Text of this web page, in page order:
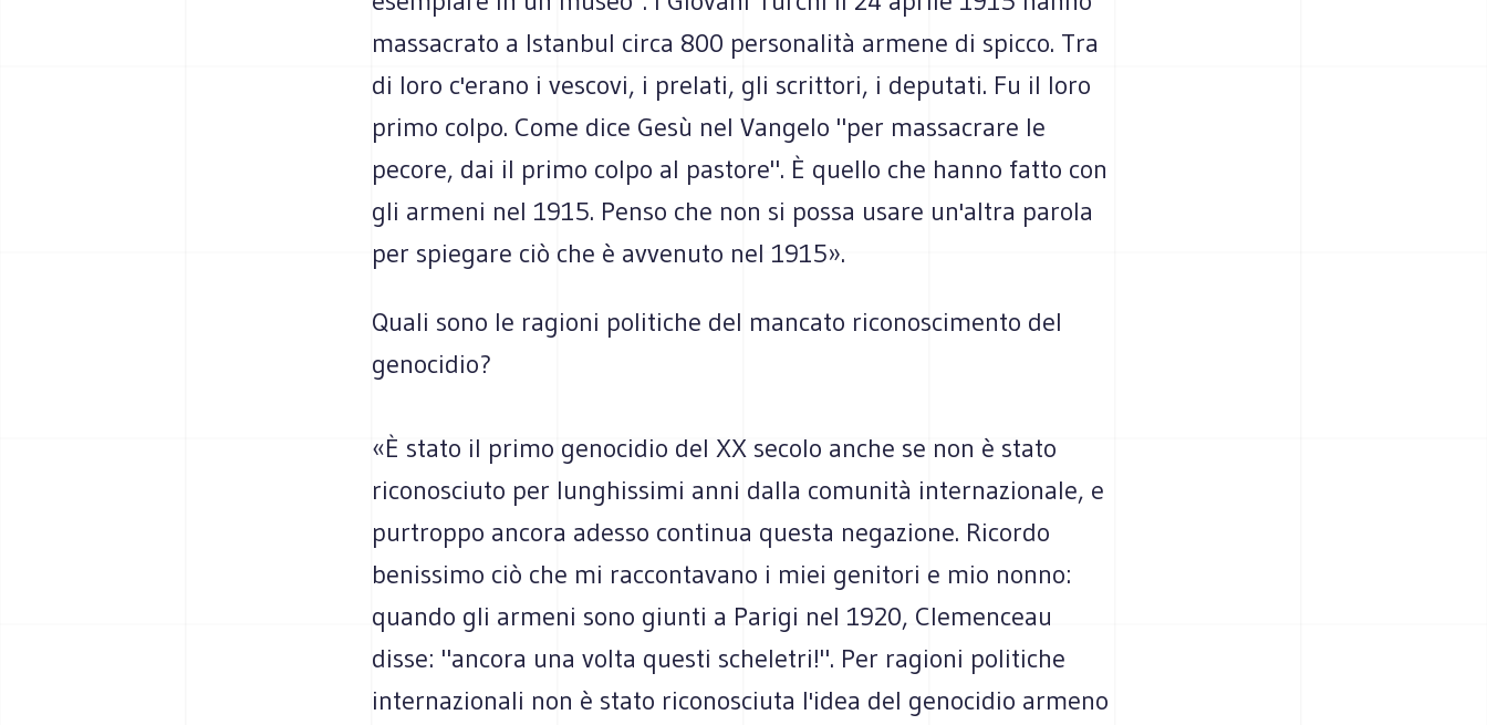
massacrato a Istanbul circa 800 personalità armene di spicco. Tra
di loro c'erano i vescovi, i prelati, gli scrittori, i deputati. Fu il loro
primo colpo. Come dice Gesù nel Vangelo "per massacrare le
pecore, dai il primo colpo al pastore". È quello che hanno fatto con
gli armeni nel 1915. Penso che non si possa usare un'altra parola
per spiegare ciò che è avvenuto nel 1915».
Quali sono le ragioni politiche del mancato riconoscimento del
genocidio?
«È stato il primo genocidio del XX secolo anche se non è stato
riconosciuto per lunghissimi anni dalla comunità internazionale, e
purtroppo ancora adesso continua questa negazione. Ricordo
benissimo ciò che mi raccontavano i miei genitori e mio nonno:
quando gli armeni sono giunti a Parigi nel 1920, Clemenceau
disse: "ancora una volta questi scheletri!". Per ragioni politiche
internazionali non è stato riconosciuta l'idea del genocidio armeno